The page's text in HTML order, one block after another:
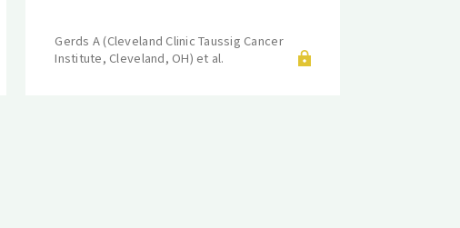
Gerds A (Cleveland Clinic Taussig Cancer
Institute, Cleveland, OH) et al.